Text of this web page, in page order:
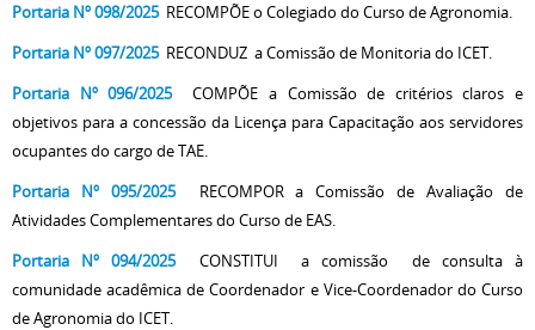
Portaria Nº 098/2025 RECOMPÕE o Colegiado do Curso de Agronomia.
Portaria Nº 097/2025 RECONDUZ a Comissão de Monitoria do ICET.
Portaria Nº 096/2025
COMPÕE a Comissão de critérios claros e
objetivos para a concessão da Licença para Capacitação aos servidores
ocupantes do cargo de TAE.
Portaria Nº 095/2025
RECOMPOR a Comissão de Avaliação de
Atividades Complementares do Curso de EAS.
Portaria Nº 094/2025
CONSTITUI a comissão de consulta à
comunidade acadêmica de Coordenador e Vice-Coordenador do Curso
de Agronomia do ICET.